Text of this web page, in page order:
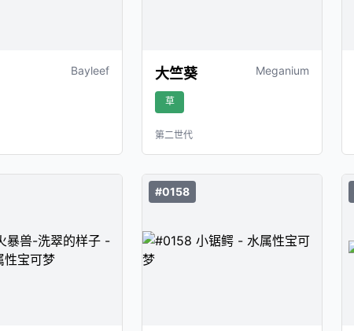
Bayleef 大竺葵 Meganium
草
第二世代
#0158